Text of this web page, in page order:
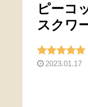
ピーコ
スクワ
2023.01.17